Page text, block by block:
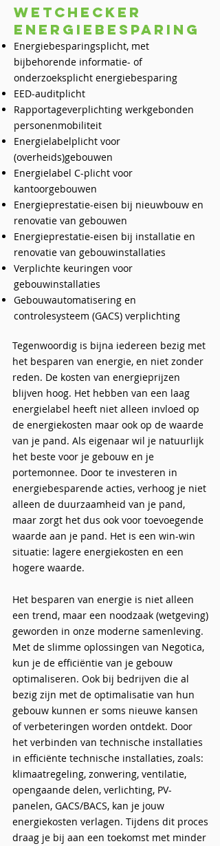
Wetchecker
energiebesparing
Energiebesparingsplicht, met
bijbehorende informatie- of
onderzoeksplicht energiebesparing
EED-auditplicht
Rapportageverplichting werkgebonden
personenmobiliteit
Energielabelplicht voor
(overheids)gebouwen
Energielabel C-plicht voor
kantoorgebouwen
Energieprestatie-eisen bij nieuwbouw en
renovatie van gebouwen
Energieprestatie-eisen bij installatie en
renovatie van gebouwinstallaties
Verplichte keuringen voor
gebouwinstallaties
Gebouwautomatisering en
controlesysteem (GACS) verplichting
Tegenwoordig is bijna iedereen bezig met
het besparen van energie, en niet zonder
reden. De kosten van energieprijzen
blijven hoog. Het hebben van een laag
energielabel heeft niet alleen invloed op
de energiekosten maar ook op de waarde
van je pand. Als eigenaar wil je natuurlijk
het beste voor je gebouw en je
portemonnee. Door te investeren in
energiebesparende acties, verhoog je niet
alleen de duurzaamheid van je pand,
maar zorgt het dus ook voor toevoegende
waarde aan je pand. Het is een win-win
situatie: lagere energiekosten en een
hogere waarde.
Het besparen van energie is niet alleen
een trend, maar een noodzaak (wetgeving)
geworden in onze moderne samenleving.
Met de slimme oplossingen van Negotica,
kun je de efficiëntie van je gebouw
optimaliseren. Ook bij bedrijven die al
bezig zijn met de optimalisatie van hun
gebouw kunnen er soms nieuwe kansen
of verbeteringen worden ontdekt. Door
het verbinden van technische installaties
in efficiënte technische installaties, zoals:
klimaatregeling, zonwering, ventilatie,
opengaande delen, verlichting, PV-
panelen, GACS/BACS, kan je jouw
energiekosten verlagen. Tijdens dit proces
draag je bij aan een toekomst met minder